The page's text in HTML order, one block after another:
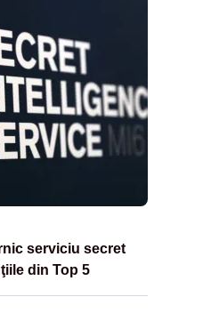
serviciu secret
din Top 5